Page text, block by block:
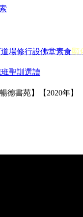
道場修行設佛堂素食顯
聖訓選讀
德書苑】【2020年】